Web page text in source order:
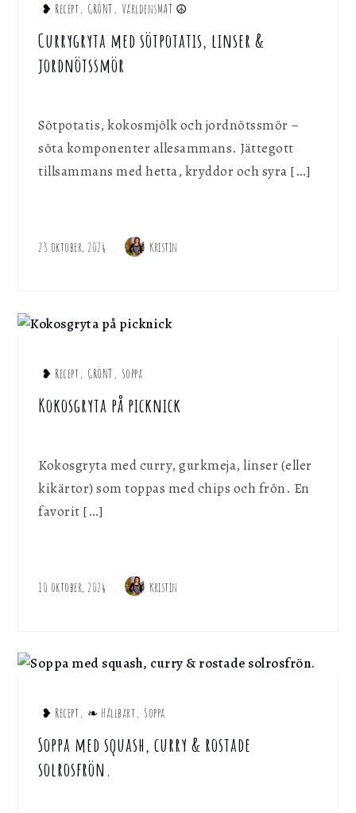
❥ Recept, GRÖNT , VärldensMAT ☮︎
Currygryta med sötpotatis, linser &
jordnötssmör
Sötpotatis, kokosmjölk och jordnötssmör –
söta komponenter allesammans. Jättegott
tillsammans med hetta, kryddor och syra […]
23 oktober, 2024 Kristin
❥ Recept, GRÖNT , Soppa
Kokosgryta på picknick
Kokosgryta med curry, gurkmeja, linser (eller
kikärtor) som toppas med chips och frön. En
favorit […]
10 oktober, 2024 Kristin
❥ Recept, ❧ Hållbart, Soppa
Soppa med squash, curry & rostade
solrosfrön.